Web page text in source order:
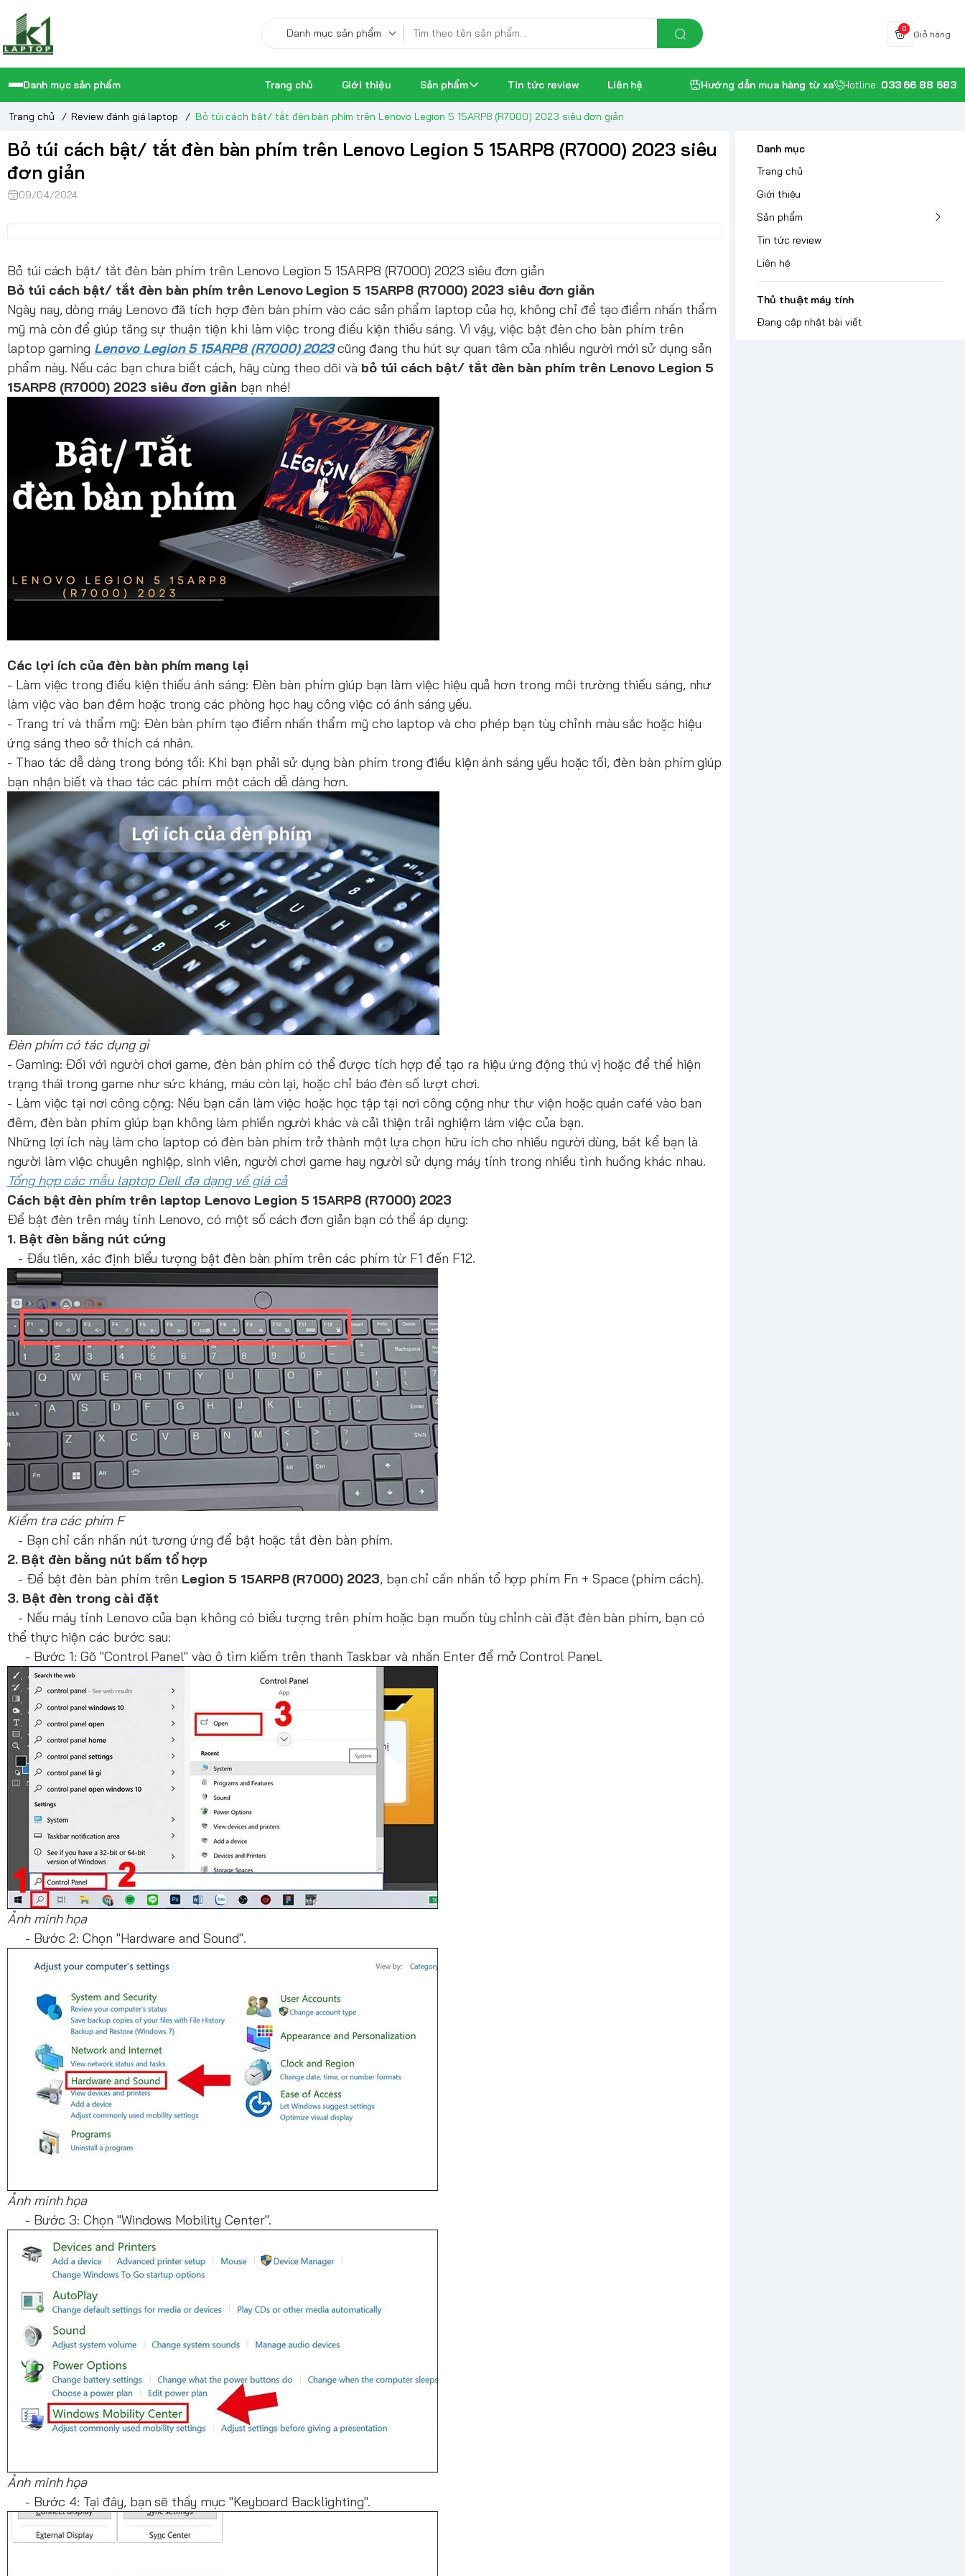
0
Giỏ hàng
Danh mục sản phẩm Trang chủ Giới thiệu Sản phẩm Tin tức review Liên hệ Hướng dẫn mua hàng từ xa Hotline: 033 66 88 683
Trang chủ / Review đánh giá laptop / Bỏ túi cách bật/ tắt đèn bàn phím trên Lenovo Legion 5 15ARP8 (R7000) 2023 siêu đơn giản
Bỏ túi cách bật/ tắt đèn bàn phím trên Lenovo Legion 5 15ARP8 (R7000) 2023 siêu
đơn giản
09/04/2024
Bỏ túi cách bật/ tắt đèn bàn phím trên Lenovo Legion 5 15ARP8 (R7000) 2023 siêu đơn giản
Bỏ túi cách bật/ tắt đèn bàn phím trên Lenovo Legion 5 15ARP8 (R7000) 2023 siêu đơn giản
Ngày nay, dòng máy Lenovo đã tích hợp đèn bàn phím vào các sản phẩm laptop của họ, không chỉ để tạo điểm nhấn thẩm
mỹ mà còn để giúp tăng sự thuận tiện khi làm việc trong điều kiện thiếu sáng. Vì vậy, việc bật đèn cho bàn phím trên
laptop gaming Lenovo Legion 5 15ARP8 (R7000) 2023cũng đang thu hút sự quan tâm của nhiều người mới sử dụng sản
phẩm này. Nếu các bạn chưa biết cách, hãy cùng theo dõi và bỏ túi cách bật/ tắt đèn bàn phím trên Lenovo Legion 5
15ARP8 (R7000) 2023 siêu đơn giản bạn nhé!
Các lợi ích của đèn bàn phím mang lại
- Làm việc trong điều kiện thiếu ánh sáng: Đèn bàn phím giúp bạn làm việc hiệu quả hơn trong môi trường thiếu sáng, như
làm việc vào ban đêm hoặc trong các phòng học hay công việc có ánh sáng yếu.
- Trang trí và thẩm mỹ: Đèn bàn phím tạo điểm nhấn thẩm mỹ cho laptop và cho phép bạn tùy chỉnh màu sắc hoặc hiệu
ứng sáng theo sở thích cá nhân.
- Thao tác dễ dàng trong bóng tối: Khi bạn phải sử dụng bàn phím trong điều kiện ánh sáng yếu hoặc tối, đèn bàn phím giúp
bạn nhận biết và thao tác các phím một cách dễ dàng hơn.
Đèn phím có tác dụng gì
- Gaming: Đối với người chơi game, đèn bàn phím có thể được tích hợp để tạo ra hiệu ứng động thú vị hoặc để thể hiện
trạng thái trong game như sức kháng, máu còn lại, hoặc chỉ báo đèn số lượt chơi.
- Làm việc tại nơi công cộng: Nếu bạn cần làm việc hoặc học tập tại nơi công cộng như thư viện hoặc quán café vào ban
đêm, đèn bàn phím giúp bạn không làm phiền người khác và cải thiện trải nghiệm làm việc của bạn.
Những lợi ích này làm cho laptop có đèn bàn phím trở thành một lựa chọn hữu ích cho nhiều người dùng, bất kể bạn là
người làm việc chuyên nghiệp, sinh viên, người chơi game hay người sử dụng máy tính trong nhiều tình huống khác nhau.
Tổng hợp các mẫu laptop Dell đa dạng về giá cả
Cách bật đèn phím trên laptop Lenovo Legion 5 15ARP8 (R7000) 2023
Để bật đèn trên máy tính Lenovo, có một số cách đơn giản bạn có thể áp dụng:
1. Bật đèn bằng nút cứng
- Đầu tiên, xác định biểu tượng bật đèn bàn phím trên các phím từ F1 đến F12.
Kiểm tra các phím F
- Bạn chỉ cần nhấn nút tương ứng để bật hoặc tắt đèn bàn phím.
2. Bật đèn bằng nút bấm tổ hợp
- Để bật đèn bàn phím trên Legion 5 15ARP8 (R7000) 2023, bạn chỉ cần nhấn tổ hợp phím Fn + Space (phím cách).
3. Bật đèn trong cài đặt
- Nếu máy tính Lenovo của bạn không có biểu tượng trên phím hoặc bạn muốn tùy chỉnh cài đặt đèn bàn phím, bạn có
thể thực hiện các bước sau:
- Bước 1: Gõ "Control Panel" vào ô tìm kiếm trên thanh Taskbar và nhấn Enter để mở Control Panel.
Ảnh minh họa
- Bước 2: Chọn "Hardware and Sound".
Ảnh minh họa
- Bước 3: Chọn "Windows Mobility Center".
Ảnh minh họa
- Bước 4: Tại đây, bạn sẽ thấy mục "Keyboard Backlighting".
Danh mục
Trang chủ
Giới thiệu
Sản phẩm
Tin tức review
Liên hệ
Thủ thuật máy tính
Đang cập nhật bài viết